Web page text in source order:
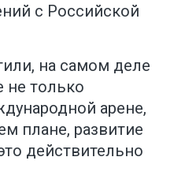
с Российской
на самом деле
не только
арене,
плане, развитие
действительно